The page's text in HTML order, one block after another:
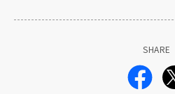
SHARE